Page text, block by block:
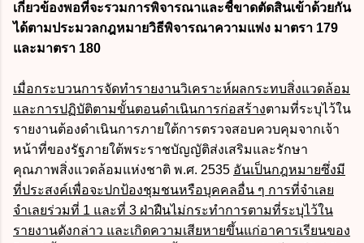
เกี่ยวข้องพอที่จะรวมการพิจารณาและชี้ขาดตัดสินเข้าด้วยกัน
ได้ตามประมวลกฎหมายวิธีพิจารณาความแพ่ง มาตรา 179
และมาตรา 180
เมื่อกระบวนการจัดทำรายงานวิเคราะห์ผลกระทบสิ่งแวดล้อม
และการปฏิบัติตามขั้นตอนดำเนินการก่อสร้างตามที่ระบุไว้ใน
รายงานต้องดำเนินการภายใต้การตรวจสอบควบคุมจากเจ้า
หน้าที่ของรัฐภายใต้พระราชบัญญัติส่งเสริมและรักษา
คุณภาพสิ่งแวดล้อมแห่งชาติ พ.ศ. 2535 อันเป็นกฎหมายซึ่งมี
ที่ประสงค์เพื่อจะปกป้องชุมชนหรือบุคคลอื่น ๆ การที่จำเลย
จำเลยร่วมที่ 1 และที่ 3 ฝ่าฝืนไม่กระทำการตามที่ระบุไว้ใน
รายงานดังกล่าว และเกิดความเสียหายขึ้นแก่อาคารเรียนของ